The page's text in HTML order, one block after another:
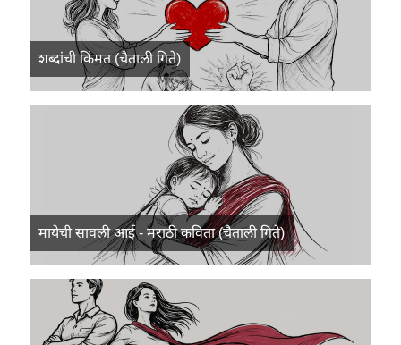
शब्दांची किंमत (चैताली गिते)
मायेची सावली आई - मराठी कविता (चैताली गिते)